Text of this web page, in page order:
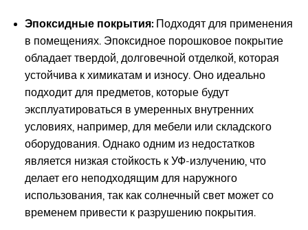
Эпоксидные покрытия:Подходят для применения
в помещениях. Эпоксидное порошковое покрытие
обладает твердой, долговечной отделкой, которая
устойчива к химикатам и износу. Оно идеально
подходит для предметов, которые будут
эксплуатироваться в умеренных внутренних
условиях, например, для мебели или складского
оборудования. Однако одним из недостатков
является низкая стойкость к УФ-излучению, что
делает его неподходящим для наружного
использования, так как солнечный свет может со
временем привести к разрушению покрытия.